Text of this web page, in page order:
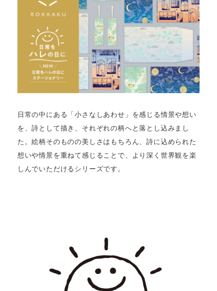
日常の中にある「小さなしあわせ」を感じる情景や想い
を、詩として描き、それぞれの柄へと落とし込みまし
た。絵柄そのものの美しさはもちろん、詩に込められた
想いや情景を重ねて感じることで、より深く世界観を楽
しんでいただけるシリーズです。